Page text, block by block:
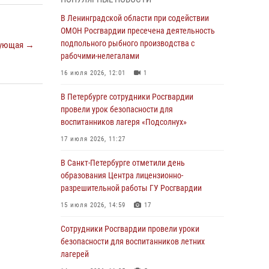
→
Петербургские росгвардейцы обнаружили
объявленный в розыск автомобиль, ранее
использовавшийся при совершении кражи в
В Зеленогорске сотрудники Росгвардии, став
очевидцами серьезного ДТП, вызвали на
пострадавшим
03 августа 2026, 14:15 3 1
Росгвардейцы приняли участие в Большом
03 августа 2026, 13:26 5
В Ленинградской области сотрудники
Росгвардии обнаружили пропавшего
В Ленинградской области при содействии
ОМОН Росгвардии пресечена деятельность
подпольного рыбного производства с
рабочими-нелегалами
16 июля 2026, 12:01 1
В Петербурге сотрудники Росгвардии
провели урок безопасности для
воспитанников лагеря «Подсолнух»
17 июля 2026, 11:27
В Санкт-Петербурге отметили день
образования Центра лицензионно-
разрешительной работы ГУ Росгвардии
15 июля 2026, 14:59 17
Сотрудники Росгвардии провели уроки
безопасности для воспитанников летних
лагерей